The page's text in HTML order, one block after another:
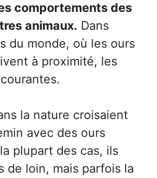
comportements des
animaux. Dans
du monde, où les ours
à proximité, les
la nature croisaient
avec des ours
plupart des cas, ils
de loin, mais parfois la